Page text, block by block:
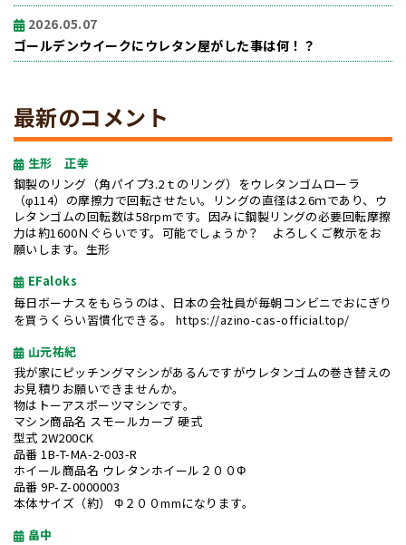
2026.05.07
ゴールデンウイークにウレタン屋がした事は何！？
最新のコメント
生形 正幸
鋼製のリング（角パイプ3.2ｔのリング）をウレタンゴムローラ
（φ114）の摩擦力で回転させたい。リングの直径は2.6ｍであり、ウ
レタンゴムの回転数は58rpmです。因みに鋼製リングの必要回転摩擦
力は約1600Ｎぐらいです。可能でしょうか？ よろしくご教示をお
願いします。生形
EFaloks
毎日ボーナスをもらうのは、日本の会社員が毎朝コンビニでおにぎり
を買うくらい習慣化できる。 https://azino-cas-official.top/
山元祐紀
我が家にピッチングマシンがあるんですがウレタンゴムの巻き替えの
お見積りお願いできませんか。
物はトーアスポーツマシンです。
マシン商品名 スモールカーブ 硬式
型式 2W200CK
品番 1B-T-MA-2-003-R
ホイール商品名 ウレタンホイール２００Φ
品番 9P-Z-0000003
本体サイズ（約） Φ２００mmになります。
畠中